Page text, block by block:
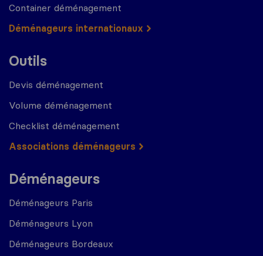
Container déménagement
Déménageurs internationaux
Outils
Devis déménagement
Volume déménagement
Checklist déménagement
Associations déménageurs
Déménageurs
Déménageurs Paris
Déménageurs Lyon
Déménageurs Bordeaux